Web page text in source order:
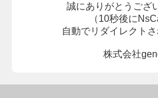
誠にありがとうござ
（10秒後に
自動でリダイレクトさ
株式会社